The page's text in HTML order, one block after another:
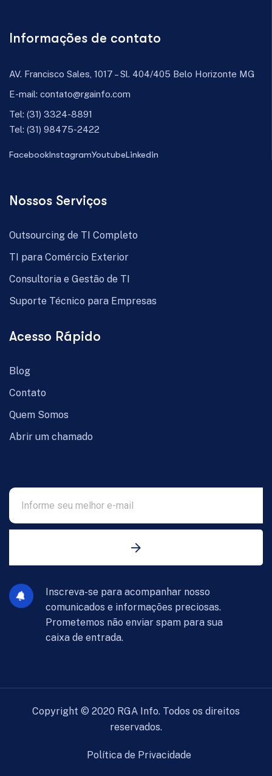
Informações de contato
AV. Francisco Sales, 1017 – Sl. 404/405 Belo Horizonte MG
E-mail: contato@rgainfo.com
Tel: (31) 3324-8891
Tel: (31) 98475-2422
FacebookInstagramYoutubeLinkedin
Nossos Serviços
Outsourcing de TI Completo
TI para Comércio Exterior
Consultoria e Gestão de TI
Suporte Técnico para Empresas
Acesso Rápido
Blog
Contato
Quem Somos
Abrir um chamado
Inscreva-se para acompanhar nosso
comunicados e informações preciosas.
Prometemos não enviar spam para sua
caixa de entrada.
Copyright © 2020 RGA Info. Todos os direitos
reservados.
Política de Privacidade